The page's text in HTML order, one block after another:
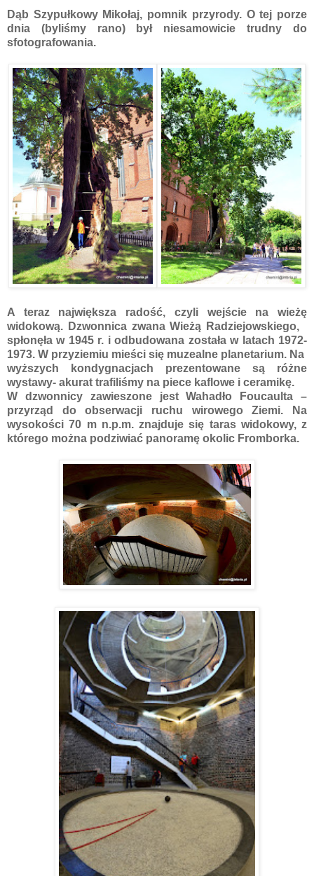
Dąb Szypułkowy Mikołaj, pomnik przyrody. O tej porze
dnia (byliśmy rano) był niesamowicie trudny do
sfotografowania.
A teraz największa radość, czyli wejście na wieżę
widokową. Dzwonnica zwana Wieżą Radziejowskiego,
spłonęła w 1945 r. i odbudowana została w latach 1972-
1973. W przyziemiu mieści się muzealne planetarium. Na
wyższych kondygnacjach prezentowane są różne
wystawy- akurat trafiliśmy na piece kaflowe i ceramikę.
W dzwonnicy zawieszone jest Wahadło Foucaulta –
przyrząd do obserwacji ruchu wirowego Ziemi. Na
wysokości 70 m n.p.m. znajduje się taras widokowy, z
którego można podziwiać panoramę okolic Fromborka.